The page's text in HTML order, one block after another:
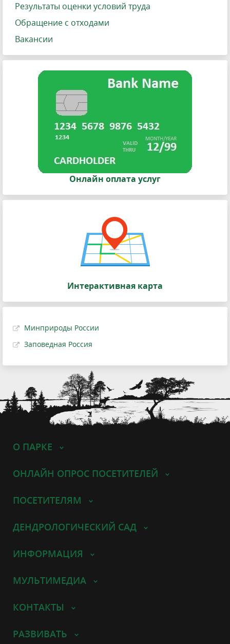
Результаты оценки условий труда
Обращение с отходами
Вакансии
Онлайн оплата услуг
Интерактивная карта
Минприроды России
Заповедная Россия
О ПАРКЕ
ОНЛАЙН ОПРОС ПОСЕТИТЕЛЕЙ
ПОСЕТИТЕЛЯМ
ДЕНДРОЛОГИЧЕСКИЙ САД
ИНФОРМАЦИЯ
МУЛЬТИМЕДИА
КОНТАКТЫ
РАЗВИВАТЬ